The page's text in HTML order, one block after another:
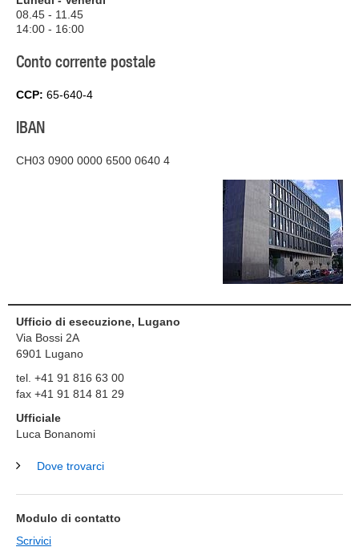
08.45 - 11.45
14:00 - 16:00
Conto corrente postale
CCP: 65-640-4
IBAN
CH03 0900 0000 6500 0640 4
Ufficio di esecuzione, Lugano
Via Bossi 2A
6901 Lugano
tel. +41 91 816 63 00
fax +41 91 814 81 29
Ufficiale
Luca Bonanomi
Dove trovarci
Modulo di contatto
Scrivici